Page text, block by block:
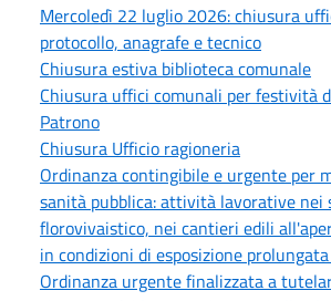
Mercoledì 22 luglio 2026: chiusura
protocollo, anagrafe e tecnico
Chiusura estiva biblioteca comunale
Chiusura uffici comunali per festività
Patrono
Chiusura Ufficio ragioneria
Ordinanza contingibile e urgente per
sanità pubblica: attività lavorative nei
florovivaistico, nei cantieri edili
in condizioni di esposizione
Ordinanza urgente finalizzata a